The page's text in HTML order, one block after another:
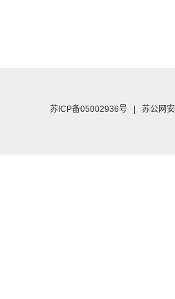
苏ICP备05002936号 苏公网